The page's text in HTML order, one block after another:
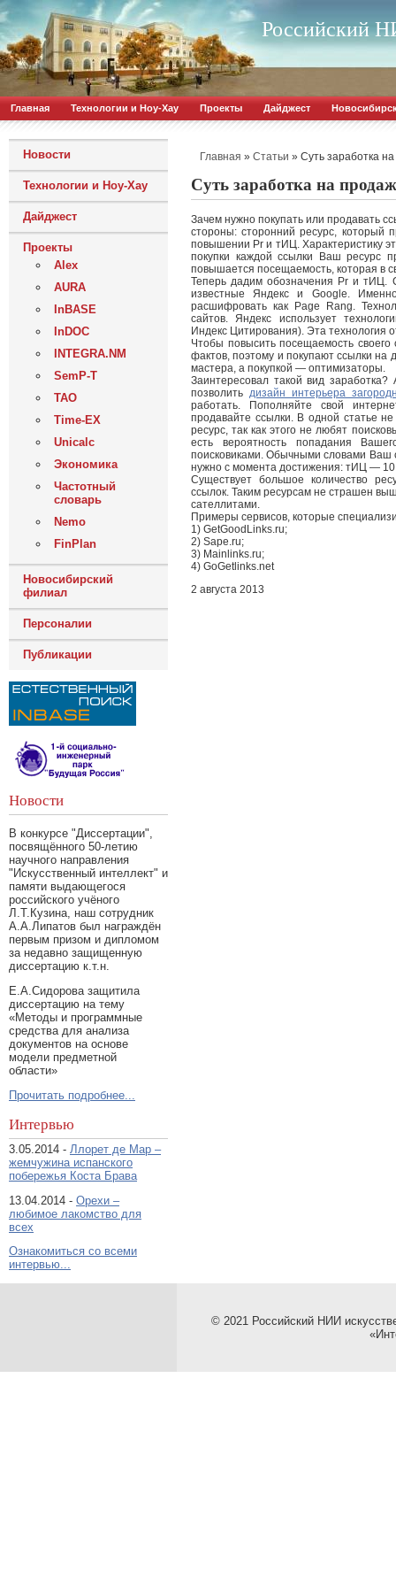
Российский
Главная Технологии и Ноу-Хау Проекты Дайджест
Новости
Технологии и Ноу-Хау
Дайджест
Проекты
Alex
AURA
InBASE
InDOC
INTEGRA.NM
SemP-T
ТАО
Time-EX
Unicalc
Экономика
Частотный
словарь
Nemo
FinPlan
Новосибирский
филиал
Персоналии
Публикации
Новости
В конкурсе "Диссертации",
посвящённого 50-летию
научного направления
"Искусственный интеллект" и
памяти выдающегося
российского учёного
Л.Т.Кузина, наш сотрудник
А.А.Липатов был награждён
первым призом и дипломом
за недавно защищенную
диссертацию к.т.н.
Е.А.Сидорова защитила
диссертацию на тему
«Методы и программные
средства для анализа
документов на основе
модели предметной
области»
Прочитать подробнее...
Интервью
3.05.2014 - Ллорет де Мар –
жемчужина испанского
побережья Коста Брава
13.04.2014 - Орехи –
любимое лакомство для
всех
Ознакомиться со всеми
интервью...
Главная » Статьи » Суть заработка
Суть заработка на
Зачем нужно покупать или продавать
стороны: сторонний ресурс, который
повышении Pr и тИЦ. Характеристику
покупки каждой ссылки Ваш ресурс
повышается посещаемость, которая в
Теперь дадим обозначения Pr и тИЦ.
известные Яндекс и Google.
расшифровать как Page Rang.
сайтов. Яндекс использует
Индекс Цитирования). Эта технология
Чтобы повысить посещаемость
фактов, поэтому и покупают ссылки на
мастера, а покупкой — оптимизаторы.
Заинтересовал такой вид
позволить дизайн интерьера
работать. Пополняйте свой
продавайте ссылки. В одной статье
ресурс, так как этого не любят
есть вероятность попадания
поисковиками. Обычными словами Ваш
нужно с момента достижения: тИЦ —
Существует большое количество
ссылок. Таким ресурсам не страшен
сателлитами.
Примеры сервисов, которые
1) GetGoodLinks.ru;
2) Sape.ru;
3) Mainlinks.ru;
4) GoGetlinks.net
2 августа 2013
© 2021 Российский НИИ